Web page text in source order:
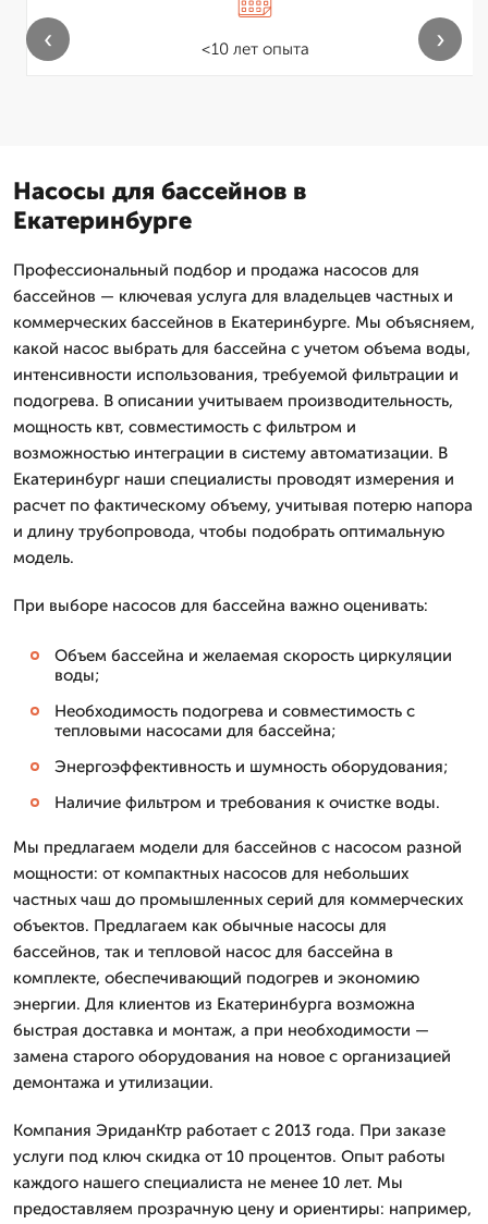
<10 лет опыта
‹ ›
Насосы для бассейнов в
Екатеринбурге
Профессиональный подбор и продажа насосов для
бассейнов — ключевая услуга для владельцев частных и
коммерческих бассейнов в Екатеринбурге. Мы объясняем,
какой насос выбрать для бассейна с учетом объема воды,
интенсивности использования, требуемой фильтрации и
подогрева. В описании учитываем производительность,
мощность квт, совместимость с фильтром и
возможностью интеграции в систему автоматизации. В
Екатеринбург наши специалисты проводят измерения и
расчет по фактическому объему, учитывая потерю напора
и длину трубопровода, чтобы подобрать оптимальную
модель.
При выборе насосов для бассейна важно оценивать:
Объем бассейна и желаемая скорость циркуляции
воды;
Необходимость подогрева и совместимость с
тепловыми насосами для бассейна;
Энергоэффективность и шумность оборудования;
Наличие фильтром и требования к очистке воды.
Мы предлагаем модели для бассейнов с насосом разной
мощности: от компактных насосов для небольших
частных чаш до промышленных серий для коммерческих
объектов. Предлагаем как обычные насосы для
бассейнов, так и тепловой насос для бассейна в
комплекте, обеспечивающий подогрев и экономию
энергии. Для клиентов из Екатеринбурга возможна
быстрая доставка и монтаж, а при необходимости —
замена старого оборудования на новое с организацией
демонтажа и утилизации.
Компания ЭриданКтр работает с 2013 года. При заказе
услуги под ключ скидка от 10 процентов. Опыт работы
каждого нашего специалиста не менее 10 лет. Мы
предоставляем прозрачную цену и ориентиры: например,